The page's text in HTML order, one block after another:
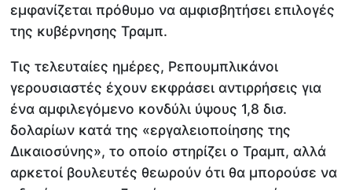
εμφανίζεται πρόθυμο να αμφισβητήσει επιλογές
της κυβέρνησης Τραμπ.
Τις τελευταίες ημέρες, Ρεπουμπλικάνοι
γερουσιαστές έχουν εκφράσει αντιρρήσεις για
ένα αμφιλεγόμενο κονδύλι ύψους 1,8 δισ.
δολαρίων κατά της «εργαλειοποίησης της
Δικαιοσύνης», το οποίο στηρίζει ο Τραμπ, αλλά
αρκετοί βουλευτές θεωρούν ότι θα μπορούσε να